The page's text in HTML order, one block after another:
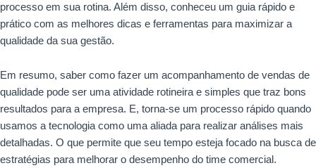
processo em sua rotina. Além disso, conheceu um guia rápido e
prático com as melhores dicas e ferramentas para maximizar a
qualidade da sua gestão.
Em resumo, saber como fazer um acompanhamento de vendas de
qualidade pode ser uma atividade rotineira e simples que traz bons
resultados para a empresa. E, torna-se um processo rápido quando
usamos a tecnologia como uma aliada para realizar análises mais
detalhadas. O que permite que seu tempo esteja focado na busca de
estratégias para melhorar o desempenho do time comercial.